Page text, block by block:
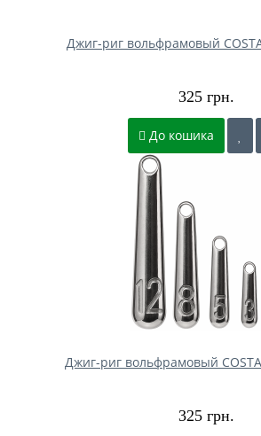
Джиг-риг вольфрамовый
325 грн.
До кошика
Джиг-риг вольфрамовый
325 грн.